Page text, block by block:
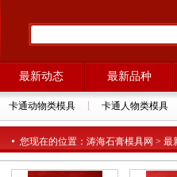
最新动态 最新品种
卡通动物类模具 卡通人物类模具
您现在的位置：涛海石膏模具网 >